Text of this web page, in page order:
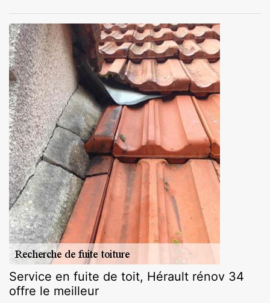
Service en fuite de toit, Hérault rénov 34
offre le meilleur